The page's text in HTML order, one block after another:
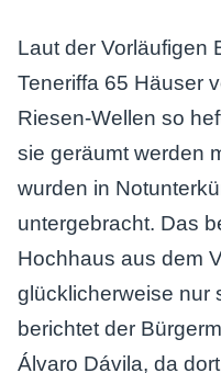
Laut der Vorläufigen
Teneriffa 65 Häuser
Riesen-Wellen so
sie geräumt werden
wurden in
untergebracht. Das
Hochhaus aus dem
glücklicherweise nur
berichtet der
Álvaro Dávila, da